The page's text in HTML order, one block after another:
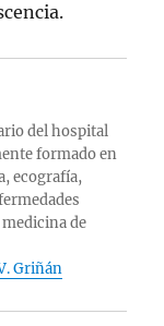
del hospital
formado en
ecografía,
de
Griñán